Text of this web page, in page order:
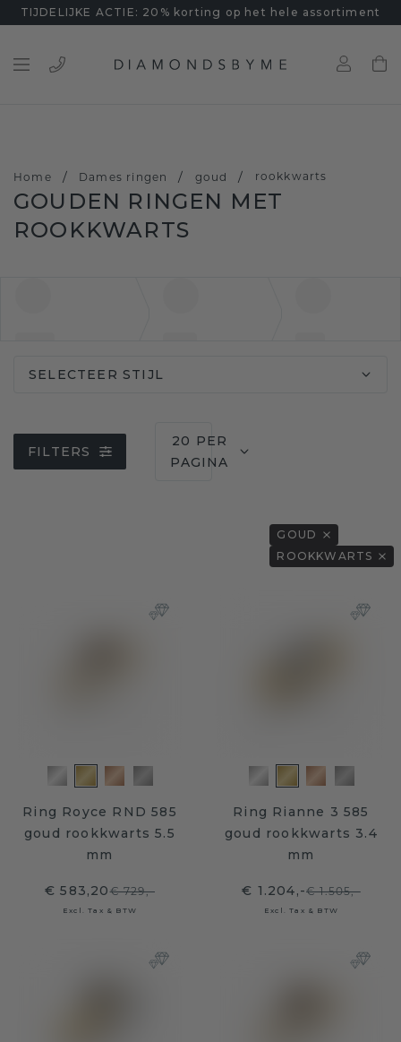
TIJDELIJKE ACTIE: 20% korting op het hele assortiment
Home / Dames ringen / goud / rookkwarts
GOUDEN RINGEN MET
ROOKKWARTS
SELECTEER STIJL
FILTERS
20 PER
PAGINA
GOUD
ROOKKWARTS
Ring Royce RND 585
goud rookkwarts 5.5
mm
€ 583,20€ 729,-
Excl. Tax & BTW
Ring Rianne 3 585
goud rookkwarts 3.4
mm
€ 1.204,-€ 1.505,-
Excl. Tax & BTW